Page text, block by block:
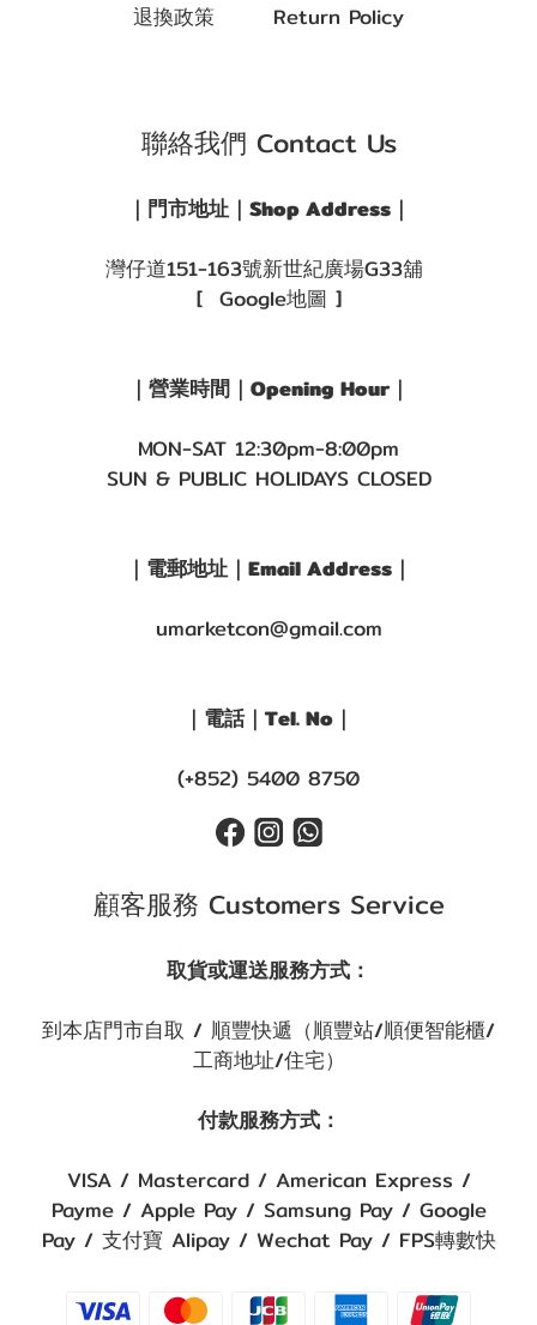
退換政策 Return Policy
聯絡我們 Contact Us
｜門市地址｜Shop Address｜
灣仔道151-163號新世紀廣場G33舖
[ Google地圖 ]
｜營業時間｜Opening Hour｜
MON-SAT 12:30pm-8:00pm
SUN & PUBLIC HOLIDAYS CLOSED
｜電郵地址｜Email Address｜
umarketcon@gmail.com
｜電話｜Tel. No｜
(+852) 5400 8750
顧客服務 Customers Service
取貨或運送服務方式：
到本店門市自取 / 順豐快遞（順豐站/順便智能櫃/
工商地址/住宅）
付款服務方式：
VISA / Mastercard / American Express /
Payme / Apple Pay / Samsung Pay / Google
Pay / 支付寶 Alipay / Wechat Pay / FPS轉數快